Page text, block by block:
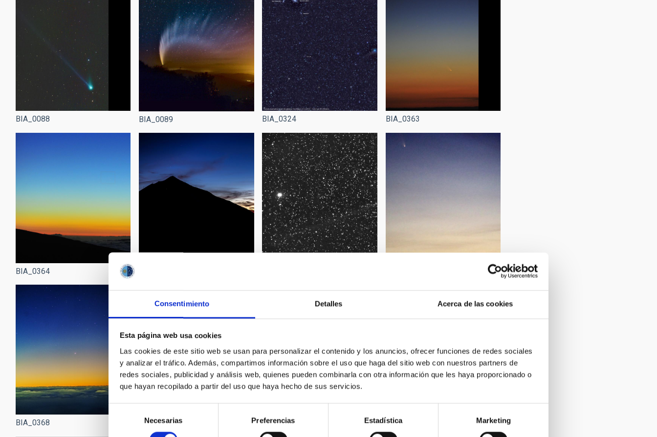
Consentimiento Detalles Acerca de las cookies
Esta página web usa cookies
Las cookies de este sitio web se usan para personalizar el contenido y los anuncios, ofrecer funciones de redes sociales
y analizar el tráfico. Además, compartimos información sobre el uso que haga del sitio web con nuestros partners de
redes sociales, publicidad y análisis web, quienes pueden combinarla con otra información que les haya proporcionado o
que hayan recopilado a partir del uso que haya hecho de sus servicios.
consentimiento
Necesarias Preferencias Estadística Marketing
BIA_0088 BIA_0089 BIA_0324 BIA_0363
BIA_0364
BIA_0368 BIA_0369 BIA_0370 BIA_0372